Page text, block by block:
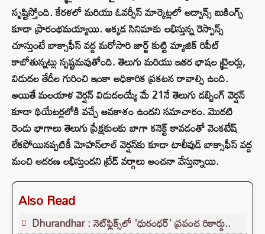
సృష్టిస్తోంది. కేరళలో మరియు ఓవర్సీస్ మార్కెట్లలో అడ్వాన్స్ బుకింగ్స్
కూడా ప్రారంభమయ్యాయి. అక్కడ సినిమాకు లభిస్తున్న రెస్పాన్స్
చూస్తుంటే బాక్సాఫీస్ వద్ద మరోసారి జార్జ్ కుట్టి మ్యాజిక్ రిపీట్
కాబోతున్నట్లు స్పష్టమవుతోంది. తెలుగు మరియు ఇతర భాషల ట్రైలర్లు,
విడుదల తేదీల గురించి ఇంకా అధికారిక ప్రకటన రావాల్సి ఉంది.
అయితే మలయాళ వెర్షన్ విడుదలయ్యే మే 21నే తెలుగు డబ్బింగ్ వెర్షన్
కూడా థియేటర్లలోకి వచ్చే అవకాశం ఉందని సమాచారం. మొదటి
రెండు భాగాలు తెలుగు ప్రేక్షకులకు బాగా కనెక్ట్ కావడంతో వెంకటేష్
లేకపోయినప్పటికీ మోహన్‌లాల్ వెర్షన్‌కు కూడా టాలీవుడ్ బాక్సాఫీస్ వద్ద
మంచి ఆదరణ లభిస్తుందని ట్రేడ్ వర్గాలు అంచనా వేస్తున్నాయి.
Also Read
Dhurandhar : నెట్‌ఫ్లిక్స్‌లో 'ధురంధర్' ప్రపంచ రికార్డు..